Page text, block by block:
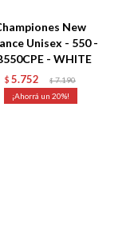
New
Unisex - 550 -
- WHITE
$ 5.752 $ 7.190
20